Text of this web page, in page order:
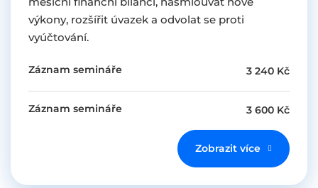
výkony, rozšířit úvazek a odvolat se proti
vyúčtování.
Záznam semináře 3 240 Kč
Záznam semináře 3 600 Kč
Zobrazit více